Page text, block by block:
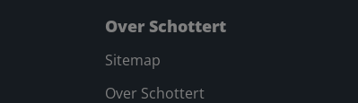
Over Schottert
Sitemap
Over Schottert